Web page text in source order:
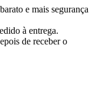
e mais segurança
à entrega.
de receber o